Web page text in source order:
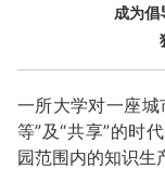
成为倡
一所大学对一座
等”及“共享”的时
园范围内的知识生